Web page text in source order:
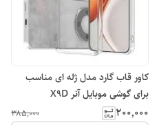
کاور قاب گارد مدل ژله ای مناسب
برای گوشی موبایل آنر X9D
۲۰۰٬۰۰۰ ۳۸۵٬۰۰۰